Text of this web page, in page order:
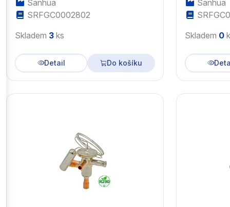
Sanhua
SRFGC0002802
Skladem 3 ks
Detail Do košíku
Sanhua
Skladem 0